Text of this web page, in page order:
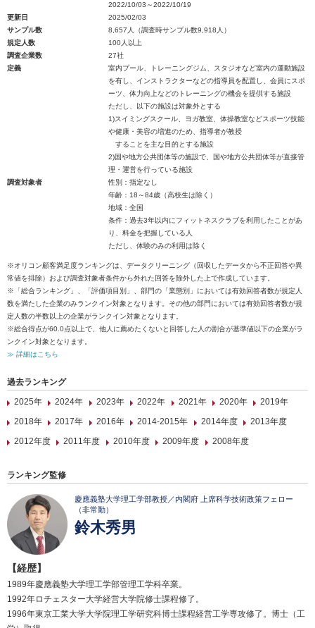
2022/10/03～2022/10/19
更新日
2025/02/03
サンプル数
8,657人（調査時サンプル数9,918人）
規定人数
100人以上
調査企業数
27社
定義
室内プール、トレーニングジム、スタジオなど室内の運動施設
を有し、インストラクターなどの指導員を配置し、会員にスポ
ーツ、体力向上などのトレーニングの機会を提供する施設
ただし、以下の施設は対象外とする
1)スイミングスクール、ヨガ教室、体操教室などスポーツ技能
や健康・美容の増進のため、指導者が教授
することを主な目的とする施設
2)国や地方公共団体等の施設で、国や地方公共団体等が直接管
理・運営を行っている施設
調査対象者
性別：指定なし
年齢：18～84歳（高校生は除く）
地域：全国
条件：過去3年以内にフィットネスクラブを利用したことがあ
り、料金を把握している人
ただし、体験のみの利用は除く
※オリコン顧客満足度ランキングは、データクリーニング（回収したデータから不正回答や異
常値を排除）および調査対象者条件から外れた回答を除外した上で作成しています。
※「総合ランキング」、「評価項目別」、部門の「業態別」においては有効回答者数が規定人
数を満たした企業のみランクイン対象となります。その他の部門においては有効回答者数が規
定人数の半数以上の企業がランクイン対象となります。
※総合得点が60.0点以上で、他人に薦めたくないと回答した人の割合が基準値以下の企業がラ
ンクイン対象となります。
≫ 詳細はこちら
過去ランキング
2025年
2024年 2023年 2022年 2021年 2020年
2019年
2018年
2017年 2016年 2014-2015年 2014年度
2013年度
2012年度
2011年度 2010年度 2009年度 2008年度
ランキング監修
慶應義塾大学理工学部教授／内閣府 上席科学技術政策フェロー
（非常勤）
鈴木秀男
【経歴】
1989年慶應義塾大学理工学部管理工学科卒業。
1992年ロチェスター大学経営大学院修士課程修了。
1996年東京工業大学大学院理工学研究科博士課程経営工学専攻修了。博士（工